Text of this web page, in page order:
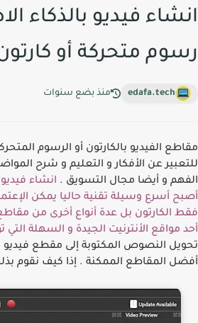
انشاء فيديو بالذكاء
رسوم متحركة أو
edafa.tech منذ بضع سنوات
مقاطع الفيديو بالكارتون أو الرسوم
للتعبير عن اﻷفكار و التعليم و شرح
الفهم و أيضا مجال التسويق . انشاء فيديو
أصبح أسرع وسيلة تقنية حاليا يمكن
فقط الكارتون بل عدة أنواع أخرى من مقاطع
أحد مواقع اﻷنترنيت الجيدة و السهلة التي
تحويل النصوص المكتوبة إلى مقطع
أفضل المقاطع الممكنة . إذا كيف نقوم